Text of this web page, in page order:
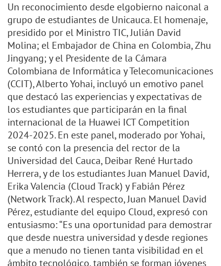
Un reconocimiento desde elgobierno naiconal a
grupo de estudiantes de Unicauca. El homenaje,
presidido por el Ministro TIC, Julián David
Molina; el Embajador de China en Colombia, Zhu
Jingyang; y el Presidente de la Cámara
Colombiana de Informática y Telecomunicaciones
(CCIT), Alberto Yohai, incluyó un emotivo panel
que destacó las experiencias y expectativas de
los estudiantes que participarán en la final
internacional de la Huawei ICT Competition
2024-2025. En este panel, moderado por Yohai,
se contó con la presencia del rector de la
Universidad del Cauca, Deibar René Hurtado
Herrera, y de los estudiantes Juan Manuel David,
Erika Valencia (Cloud Track) y Fabián Pérez
(Network Track). Al respecto, Juan Manuel David
Pérez, estudiante del equipo Cloud, expresó con
entusiasmo: “Es una oportunidad para demostrar
que desde nuestra universidad y desde regiones
que a menudo no tienen tanta visibilidad en el
ámbito tecnológico, también se forman jóvenes